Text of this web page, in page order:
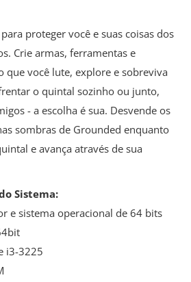
proteger você e suas coisas dos
Crie armas, ferramentas e
você lute, explore e sobreviva
o quintal sozinho ou junto,
- a escolha é sua. Desvende os
sombras de Grounded enquanto
e avança através de sua
Sistema:
e sistema operacional de 64 bits
i3-3225